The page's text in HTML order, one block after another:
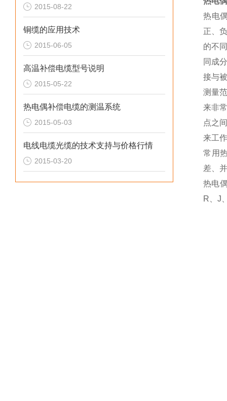
2015-08-22
铜缆的应用技术
2015-06-05
高温补偿电缆型号说明
2015-05-22
热电偶补偿电缆的测温系统
2015-05-03
电线电缆光缆的技术支持与价格行情
2015-03-20
热电
正、
的不
同成
接与
测量
来非
点之
来工
常用
差、
热电
R、J